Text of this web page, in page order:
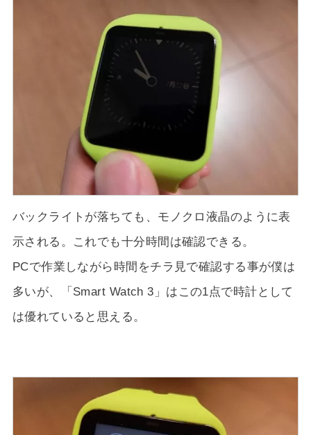
バックライトが落ちても、モノクロ液晶のように表
示される。これでも十分時間は確認できる。
PCで作業しながら時間をチラ見で確認する事が僕は
多いが、「Smart Watch 3」はこの1点で時計として
は優れていると思える。